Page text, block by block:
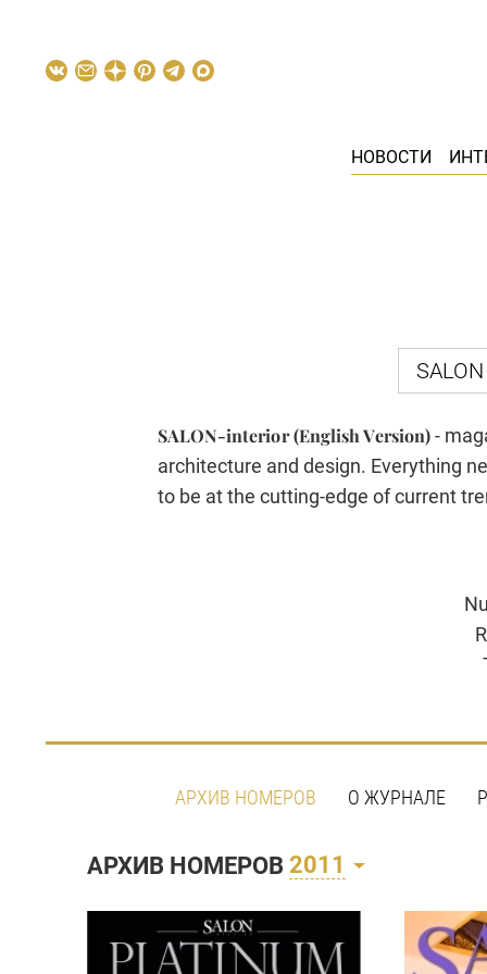
НОВОСТИ
SALON-interior (English Version)-
architecture and design. Everything
to be at the cutting-edge of current
АРХИВ НОМЕРОВ О ЖУРНАЛЕ
АРХИВ НОМЕРОВ2011
Номер выходит 07.11.2011